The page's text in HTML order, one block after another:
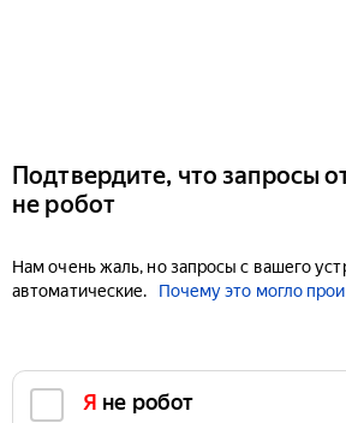
Подтвердите, что запросы
не робот
Нам очень жаль, но запросы с вашего
автоматические.
Почему это могло
Я не робот